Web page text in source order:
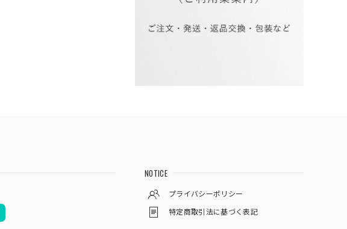
NOTICE
プライバシーポリシー
特定商取引法に基づく表記